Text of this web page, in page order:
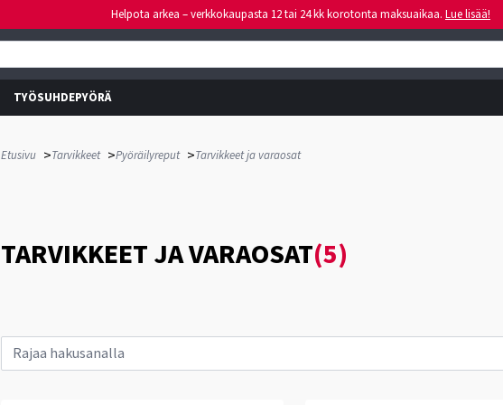
Helpota arkea – verkkokaupasta 12 tai 24 kk korotonta maksuaikaa. Lue lisää!
TYÖSUHDEPYÖRÄ
Etusivu >Tarvikkeet >Pyöräilyreput >Tarvikkeet ja varaosat
TARVIKKEET JA VARAOSAT(5)